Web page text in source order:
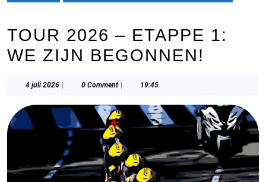
TOUR 2026 – ETAPPE 1:
WE ZIJN BEGONNEN!
4 juli 20264
2026
0 Comment 19:45